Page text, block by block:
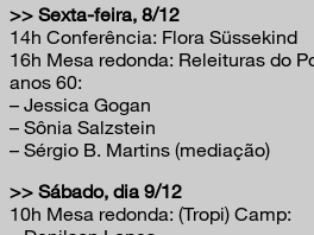
>> Sexta-feira, 8/12
14h Conferência: Flora Süssekind
16h Mesa redonda: Releituras do
anos 60:
– Jessica Gogan
– Sônia Salzstein
– Sérgio B. Martins (mediação)
>> Sábado, dia 9/12
10h Mesa redonda: (Tropi) Camp: